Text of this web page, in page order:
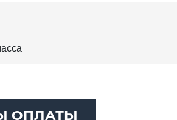
ОПЛАТЫ